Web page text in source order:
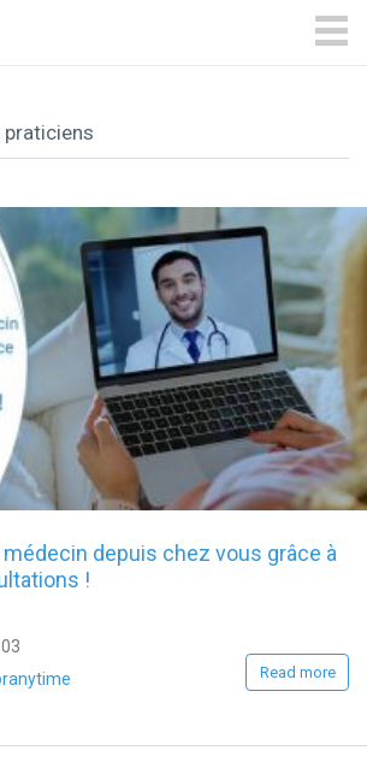
depuis chez vous grâce à
!
Read more